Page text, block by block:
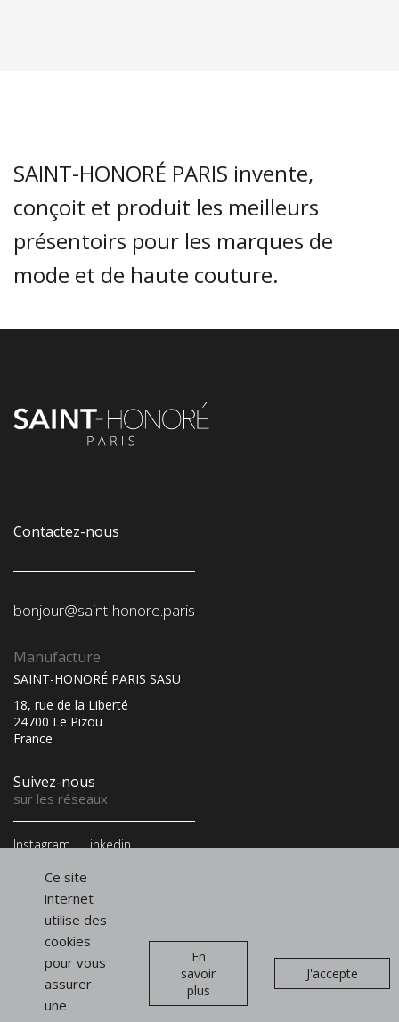
SAINT-HONORÉ PARIS invente,
conçoit et produit les meilleurs
présentoirs pour les marques de
mode et de haute couture.
Contactez-nous
bonjour@saint-honore.paris
Manufacture
SAINT-HONORÉ PARIS SASU
18, rue de la Liberté
24700 Le Pizou
France
Suivez-nous
sur les réseaux
Instagram Linkedin
et newsletter
Présentoirs
de vitrine
Ce site
internet
utilise des
cookies
pour vous
assurer
une
En
savoir
plus
J'accepte